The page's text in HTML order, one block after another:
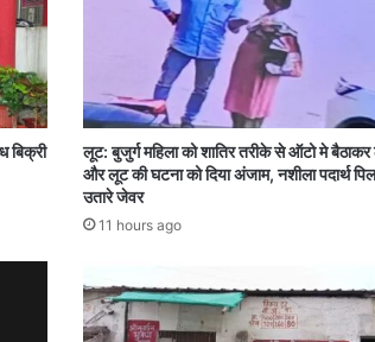
बिक्री
लूट: बुजुर्ग महिला को शातिर तरीके से ऑटो मे बैठाकर
और लूट की घटना को दिया अंजाम, नशीला पदार्थ
उतारे जेवर
11 hours ago